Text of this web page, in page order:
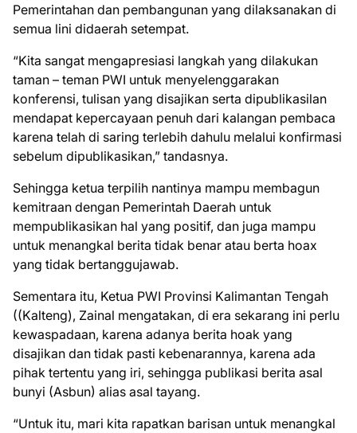
Pemerintahan dan pembangunan yang dilaksanakan di
semua lini didaerah setempat.
“Kita sangat mengapresiasi langkah yang dilakukan
taman – teman PWI untuk menyelenggarakan
konferensi, tulisan yang disajikan serta dipublikasilan
mendapat kepercayaan penuh dari kalangan pembaca
karena telah di saring terlebih dahulu melalui konfirmasi
sebelum dipublikasikan,” tandasnya.
Sehingga ketua terpilih nantinya mampu membagun
kemitraan dengan Pemerintah Daerah untuk
mempublikasikan hal yang positif, dan juga mampu
untuk menangkal berita tidak benar atau berta hoax
yang tidak bertanggujawab.
Sementara itu, Ketua PWI Provinsi Kalimantan Tengah
((Kalteng), Zainal mengatakan, di era sekarang ini perlu
kewaspadaan, karena adanya berita hoak yang
disajikan dan tidak pasti kebenarannya, karena ada
pihak tertentu yang iri, sehingga publikasi berita asal
bunyi (Asbun) alias asal tayang.
“Untuk itu, mari kita rapatkan barisan untuk menangkal